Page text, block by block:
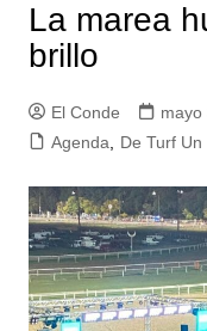
La marea
brillo
El Conde
mayo
Agenda
De Turf Un